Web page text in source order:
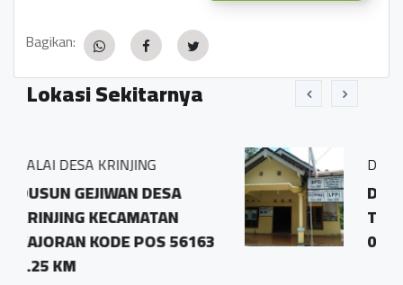
Bagikan:
Lokasi Sekitarnya
DESA
56163
Desa Temanggal Kec
Dusun Jetis Rt 02 Rw
Temanggal
0.91 KM